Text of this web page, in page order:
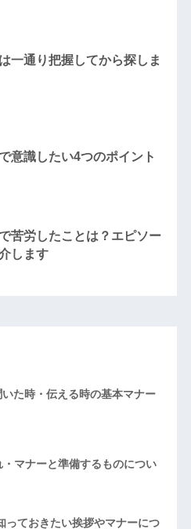
一通り把握してから探しま
意識したい4つのポイント
苦労したことは？エピソー
します
た時・伝える時の基本マナー
マナーと準備するものについ
っておきたい挨拶やマナーにつ